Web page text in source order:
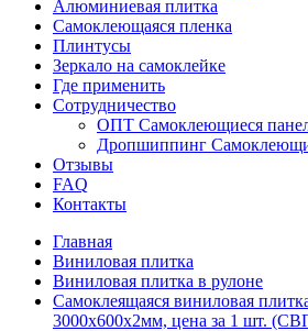
Алюминиевая плитка
Самоклеющаяся пленка
Плинтусы
Зеркало на самоклейке
Где применить
Сотрудничество
ОПТ Самоклеющиеся
Дропшиппинг
Отзывы
FAQ
Контакты
Главная
Виниловая плитка
Виниловая плитка в рулоне
Самоклеящаяся виниловая
3000х600х2мм, цена за 1 шт.